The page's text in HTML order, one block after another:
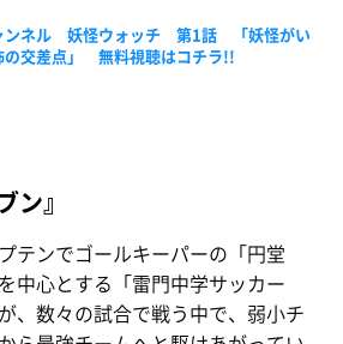
ンネル 妖怪ウォッチ 第1話 「妖怪がい
の交差点」 無料視聴はコチラ!!
ン』
テンでゴールキーパーの「円堂
中心とする「雷門中学サッカー
、数々の試合で戦う中で、弱小チ